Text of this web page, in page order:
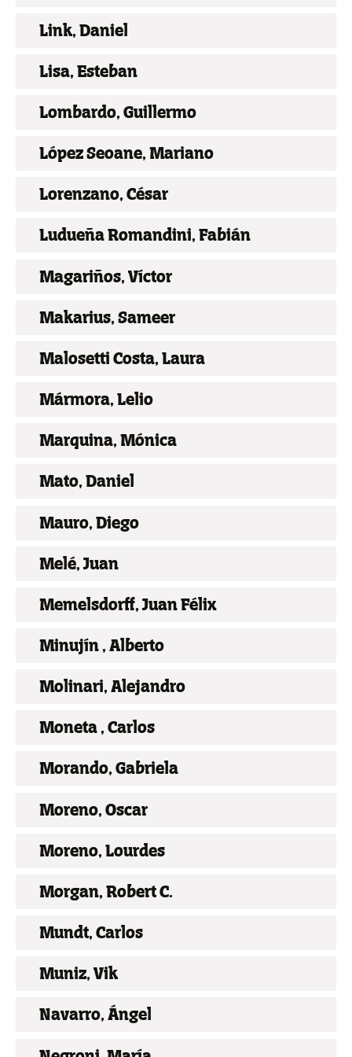
Link, Daniel
Lisa, Esteban
Lombardo, Guillermo
López Seoane, Mariano
Lorenzano, César
Ludueña Romandini, Fabián
Magariños, Víctor
Makarius, Sameer
Malosetti Costa, Laura
Mármora, Lelio
Marquina, Mónica
Mato, Daniel
Mauro, Diego
Melé, Juan
Memelsdorff, Juan Félix
Minujín , Alberto
Molinari, Alejandro
Moneta , Carlos
Morando, Gabriela
Moreno, Oscar
Moreno, Lourdes
Morgan, Robert C.
Mundt, Carlos
Muniz, Vik
Navarro, Ángel